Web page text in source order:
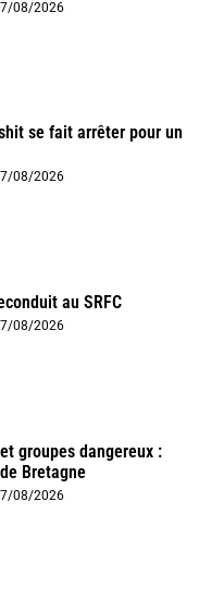
08/2026
se fait arrêter pour un
08/2026
au SRFC
08/2026
groupes dangereux :
Bretagne
08/2026